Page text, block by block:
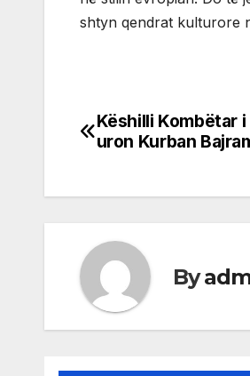
shtyn qendrat kulturore
Post
Këshilli Kombëtar
uron Kurban
By